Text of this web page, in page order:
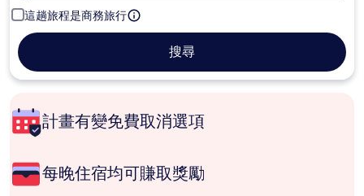
這趟旅程是商務旅行
搜尋
計畫有變免費取消選項
每晚住宿均可賺取獎勵